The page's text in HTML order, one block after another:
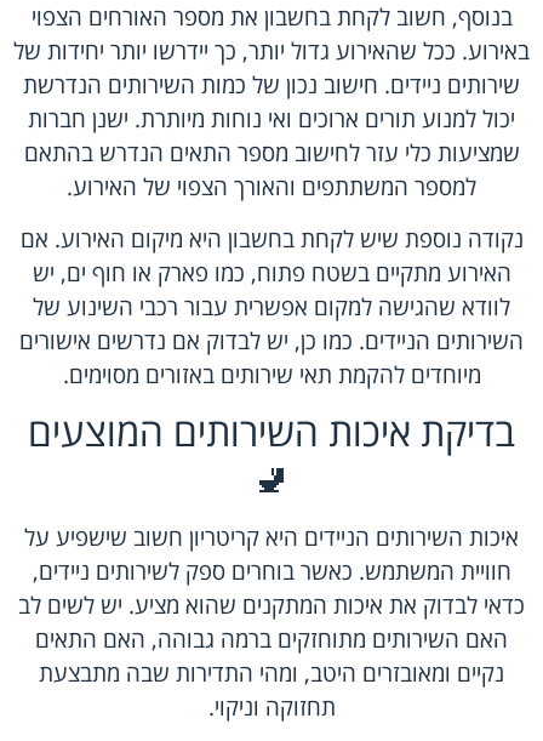
בנוסף, חשוב לקחת בחשבון את מספר האורחים הצפוי
באירוע. ככל שהאירוע גדול יותר, כך יידרשו יותר יחידות של
שירותים ניידים. חישוב נכון של כמות השירותים הנדרשת
יכול למנוע תורים ארוכים ואי נוחות מיותרת. ישנן חברות
שמציעות כלי עזר לחישוב מספר התאים הנדרש בהתאם
למספר המשתתפים והאורך הצפוי של האירוע.
נקודה נוספת שיש לקחת בחשבון היא מיקום האירוע. אם
האירוע מתקיים בשטח פתוח, כמו פארק או חוף ים, יש
לוודא שהגישה למקום אפשרית עבור רכבי השינוע של
השירותים הניידים. כמו כן, יש לבדוק אם נדרשים אישורים
מיוחדים להקמת תאי שירותים באזורים מסוימים.
בדיקת איכות השירותים המוצעים
🚽
איכות השירותים הניידים היא קריטריון חשוב שישפיע על
חוויית המשתמש. כאשר בוחרים ספק לשירותים ניידים,
כדאי לבדוק את איכות המתקנים שהוא מציע. יש לשים לב
האם השירותים מתוחזקים ברמה גבוהה, האם התאים
נקיים ומאובזרים היטב, ומהי התדירות שבה מתבצעת
תחזוקה וניקוי.